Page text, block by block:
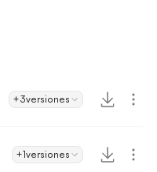
+3versiones
+1versiones